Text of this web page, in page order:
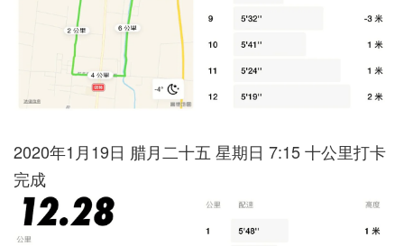
2020年1月19日 腊月二十五 星期日 7:15 十公里打卡
完成